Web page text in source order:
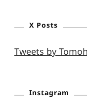
X Posts
Tweets by
Instagram